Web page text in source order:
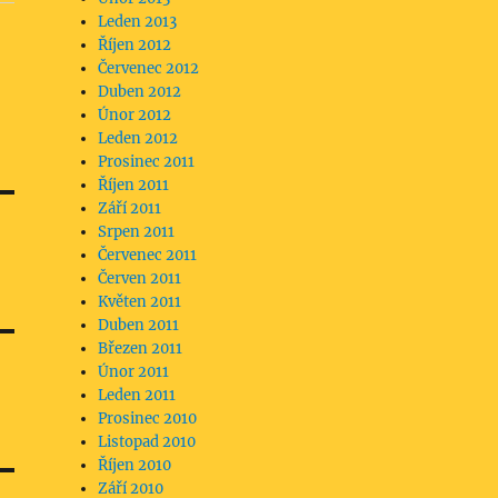
Leden 2013
Říjen 2012
Červenec 2012
Duben 2012
Únor 2012
Leden 2012
Prosinec 2011
Říjen 2011
Září 2011
Srpen 2011
Červenec 2011
Červen 2011
Květen 2011
Duben 2011
Březen 2011
Únor 2011
Leden 2011
Prosinec 2010
Listopad 2010
Říjen 2010
Září 2010